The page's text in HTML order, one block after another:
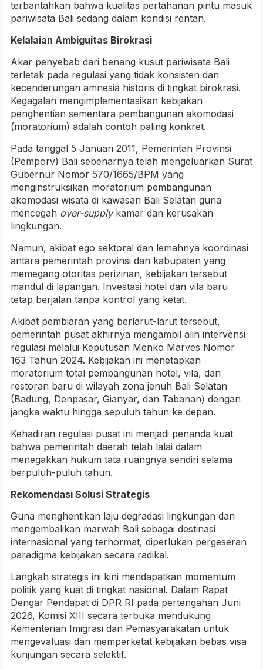
terbantahkan bahwa kualitas pertahanan pintu masuk
pariwisata Bali sedang dalam kondisi rentan.
Kelalaian Ambiguitas Birokrasi
Akar penyebab dari benang kusut pariwisata Bali
terletak pada regulasi yang tidak konsisten dan
kecenderungan amnesia historis di tingkat birokrasi.
Kegagalan mengimplementasikan kebijakan
penghentian sementara pembangunan akomodasi
(moratorium) adalah contoh paling konkret.
Pada tanggal 5 Januari 2011, Pemerintah Provinsi
(Pemporv) Bali sebenarnya telah mengeluarkan Surat
Gubernur Nomor 570/1665/BPM yang
menginstruksikan moratorium pembangunan
akomodasi wisata di kawasan Bali Selatan guna
mencegah over-supplykamar dan kerusakan
lingkungan.
Namun, akibat ego sektoral dan lemahnya koordinasi
antara pemerintah provinsi dan kabupaten yang
memegang otoritas perizinan, kebijakan tersebut
mandul di lapangan. Investasi hotel dan vila baru
tetap berjalan tanpa kontrol yang ketat.
Akibat pembiaran yang berlarut-larut tersebut,
pemerintah pusat akhirnya mengambil alih intervensi
regulasi melalui Keputusan Menko Marves Nomor
163 Tahun 2024. Kebijakan ini menetapkan
moratorium total pembangunan hotel, vila, dan
restoran baru di wilayah zona jenuh Bali Selatan
(Badung, Denpasar, Gianyar, dan Tabanan) dengan
jangka waktu hingga sepuluh tahun ke depan.
Kehadiran regulasi pusat ini menjadi penanda kuat
bahwa pemerintah daerah telah lalai dalam
menegakkan hukum tata ruangnya sendiri selama
berpuluh-puluh tahun.
Rekomendasi Solusi Strategis
Guna menghentikan laju degradasi lingkungan dan
mengembalikan marwah Bali sebagai destinasi
internasional yang terhormat, diperlukan pergeseran
paradigma kebijakan secara radikal.
Langkah strategis ini kini mendapatkan momentum
politik yang kuat di tingkat nasional. Dalam Rapat
Dengar Pendapat di DPR RI pada pertengahan Juni
2026, Komisi XIII secara terbuka mendukung
Kementerian Imigrasi dan Pemasyarakatan untuk
mengevaluasi dan memperketat kebijakan bebas visa
kunjungan secara selektif.